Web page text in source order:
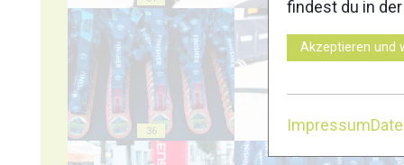
36 37
findest du in der
Akzeptieren und
Impressum